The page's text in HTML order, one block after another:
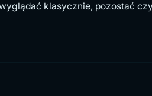
klasycznie, pozostać